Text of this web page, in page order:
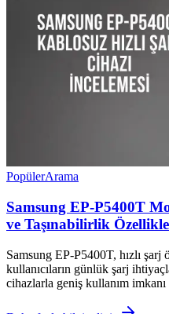
PopülerArama
Samsung EP-P5400T
ve Taşınabilirlik
Samsung EP-P5400T, hızlı şarj
kullanıcıların günlük şarj
cihazlarla geniş kullanım imkanı